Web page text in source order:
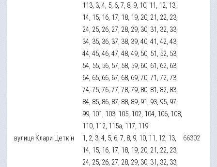
113, 3, 4, 5, 6, 7, 8, 9, 10, 11, 12, 13,
14, 15, 16, 17, 18, 19, 20, 21, 22, 23,
24, 25, 26, 27, 28, 29, 30, 31, 32, 33,
34, 35, 36, 37, 38, 39, 40, 41, 42, 43,
44, 45, 46, 47, 48, 49, 50, 51, 52, 53,
54, 55, 56, 57, 58, 59, 60, 61, 62, 63,
64, 65, 66, 67, 68, 69, 70, 71, 72, 73,
74, 75, 76, 77, 78, 79, 80, 81, 82, 83,
84, 85, 86, 87, 88, 89, 91, 93, 95, 97,
99, 101, 103, 105, 102, 104, 106, 108,
110, 112, 115а, 117, 119
вулиця Клари Цеткін
1, 2, 3, 4, 5, 6, 7, 8, 9, 10, 11, 12, 13,
14, 15, 16, 17, 18, 19, 20, 21, 22, 23,
24, 25, 26, 27, 28, 29, 30, 31, 32, 33,
66302